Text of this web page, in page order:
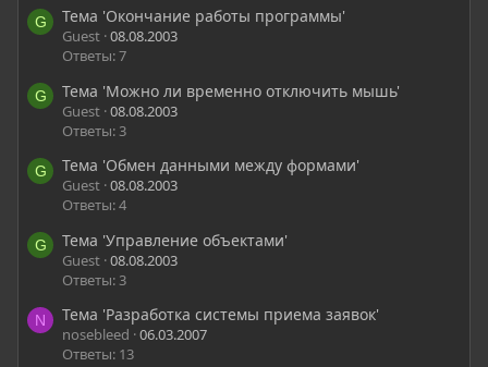
G Тема 'Окончание работы программы'
Guest 08.08.2003
Ответы: 7
G Тема 'Можно ли временно отключить мышь'
Guest 08.08.2003
Ответы: 3
G Тема 'Обмен данными между формами'
Guest 08.08.2003
Ответы: 4
G Тема 'Управление объектами'
Guest 08.08.2003
Ответы: 3
N Тема 'Разработка системы приема заявок'
nosebleed 06.03.2007
Ответы: 13